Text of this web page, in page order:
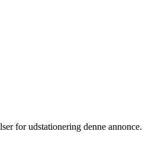
for udstationering denne annonce.